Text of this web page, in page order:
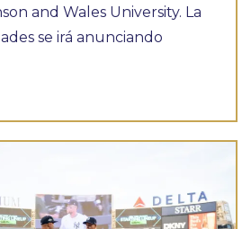
and Wales University. La
se irá anunciando